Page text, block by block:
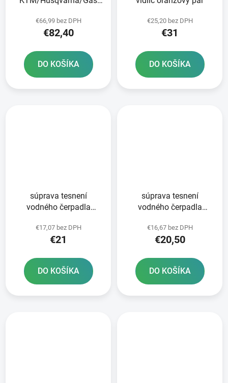
€66,99 bez DPH
€82,40
DO KOŠÍKA
€25,20 bez DPH
€31
DO KOŠÍKA
súprava tesnení
vodného čerpadla
€17,07 bez DPH
€21
DO KOŠÍKA
súprava tesnení
vodného čerpadla
€16,67 bez DPH
€20,50
DO KOŠÍKA